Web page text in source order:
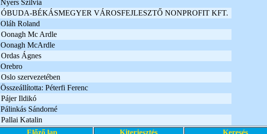
Nyers Szilvia
ÓBUDA-BÉKÁSMEGYER VÁROSFEJLESZTŐ NONPROFIT KFT.
Oláh Roland
Oonagh Mc Ardle
Oonagh McArdle
Ordas Ágnes
Orebro
Oslo szervezetében
Összeállította: Péterfi Ferenc
Pájer Ildikó
Pálinkás Sándorné
Pallai Katalin
Előző lap
Kiterjesztés Keresés